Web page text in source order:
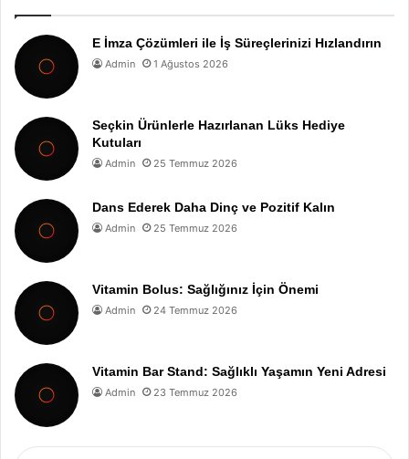
E İmza Çözümleri ile İş Süreçlerinizi Hızlandırın
Admin 1 Ağustos 2026
Seçkin Ürünlerle Hazırlanan Lüks Hediye
Kutuları
Admin 25 Temmuz 2026
Dans Ederek Daha Dinç ve Pozitif Kalın
Admin 25 Temmuz 2026
Vitamin Bolus: Sağlığınız İçin Önemi
Admin 24 Temmuz 2026
Vitamin Bar Stand: Sağlıklı Yaşamın Yeni Adresi
Admin 23 Temmuz 2026